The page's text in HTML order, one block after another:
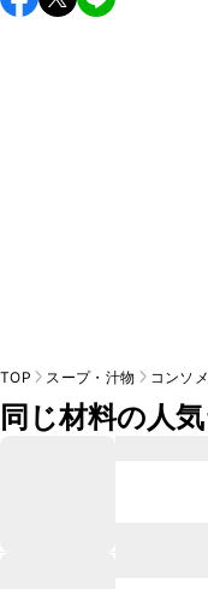
し上がりください。
TOP スープ・汁物 コンソ
同じ材料の人